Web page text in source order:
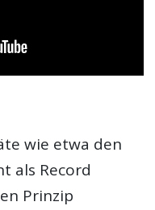
wie etwa den
als Record
Prinzip